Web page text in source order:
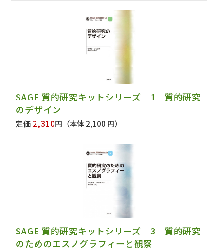
SAGE 質的研究キットシリーズ 1 質的研究
のデザイン
定価 2,310円 （本体 2,100 円）
SAGE 質的研究キットシリーズ 3 質的研究
のためのエスノグラフィーと観察